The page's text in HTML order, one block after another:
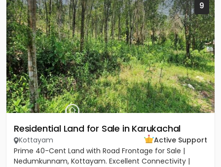
9
Residential Land for Sale in Karukachal
Kottayam
Active Support
Prime 40-Cent Land with Road Frontage for Sale |
Nedumkunnam, Kottayam. Excellent Connectivity |